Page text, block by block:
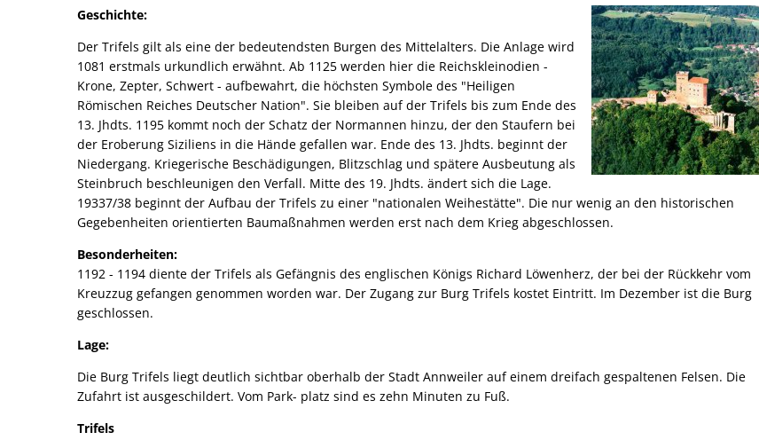
Geschichte:
Der Trifels gilt als eine der bedeutendsten Burgen des Mittelalters. Die Anlage wird
1081 erstmals urkundlich erwähnt. Ab 1125 werden hier die Reichskleinodien -
Krone, Zepter, Schwert - aufbewahrt, die höchsten Symbole des "Heiligen
Römischen Reiches Deutscher Nation". Sie bleiben auf der Trifels bis zum Ende des
13. Jhdts. 1195 kommt noch der Schatz der Normannen hinzu, der den Staufern bei
der Eroberung Siziliens in die Hände gefallen war. Ende des 13. Jhdts. beginnt der
Niedergang. Kriegerische Beschädigungen, Blitzschlag und spätere Ausbeutung als
Steinbruch beschleunigen den Verfall. Mitte des 19. Jhdts. ändert sich die Lage.
19337/38 beginnt der Aufbau der Trifels zu einer "nationalen Weihestätte". Die nur wenig an den historischen
Gegebenheiten orientierten Baumaßnahmen werden erst nach dem Krieg abgeschlossen.
Besonderheiten:
1192 - 1194 diente der Trifels als Gefängnis des englischen Königs Richard Löwenherz, der bei der Rückkehr vom
Kreuzzug gefangen genommen worden war. Der Zugang zur Burg Trifels kostet Eintritt. Im Dezember ist die Burg
geschlossen.
Lage:
Die Burg Trifels liegt deutlich sichtbar oberhalb der Stadt Annweiler auf einem dreifach gespaltenen Felsen. Die
Zufahrt ist ausgeschildert. Vom Park- platz sind es zehn Minuten zu Fuß.
Trifels